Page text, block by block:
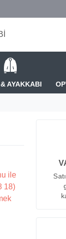
AYAKKABI
ile
18)